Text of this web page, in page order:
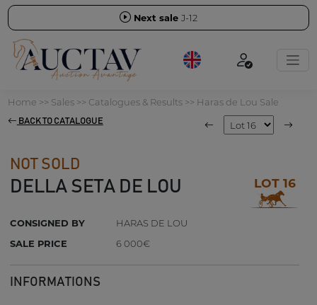
Next sale J-12
Home >> Sales>> Catalogues & Results>> Haras de Lou Sale
BACK TO CATALOGUE
NOT SOLD
DELLA SETA DE LOU LOT 16
CONSIGNED BY
HARAS DE LOU
SALE PRICE
6 000€
INFORMATIONS